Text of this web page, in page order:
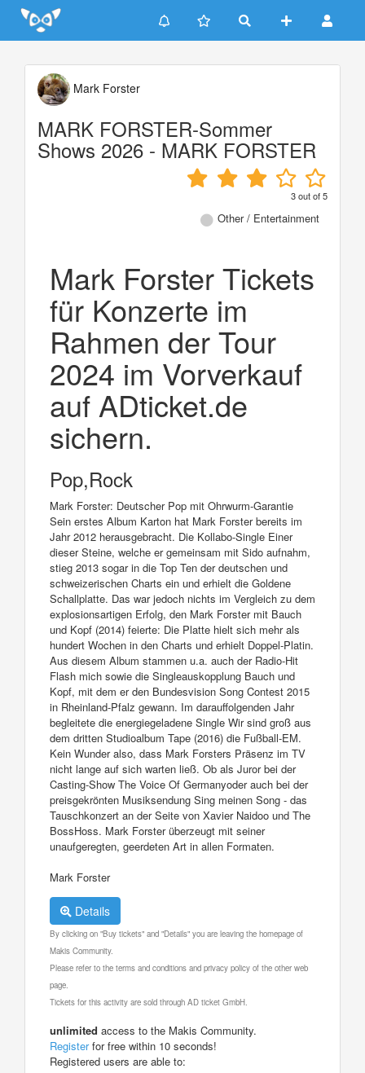
Update cookies preferences
Mark Forster
MARK FORSTER-Sommer
Shows 2026 - MARK FORSTER
3out of5
Other / Entertainment
Mark Forster Tickets
für Konzerte im
Rahmen der Tour
2024 im Vorverkauf
auf ADticket.de
sichern.
Pop,Rock
Mark Forster: Deutscher Pop mit Ohrwurm-Garantie
Sein erstes Album Karton hat Mark Forster bereits im
Jahr 2012 herausgebracht. Die Kollabo-Single Einer
dieser Steine, welche er gemeinsam mit Sido aufnahm,
stieg 2013 sogar in die Top Ten der deutschen und
schweizerischen Charts ein und erhielt die Goldene
Schallplatte. Das war jedoch nichts im Vergleich zu dem
explosionsartigen Erfolg, den Mark Forster mit Bauch
und Kopf (2014) feierte: Die Platte hielt sich mehr als
hundert Wochen in den Charts und erhielt Doppel-Platin.
Aus diesem Album stammen u.a. auch der Radio-Hit
Flash mich sowie die Singleauskopplung Bauch und
Kopf, mit dem er den Bundesvision Song Contest 2015
in Rheinland-Pfalz gewann. Im darauffolgenden Jahr
begleitete die energiegeladene Single Wir sind groß aus
dem dritten Studioalbum Tape (2016) die Fußball-EM.
Kein Wunder also, dass Mark Forsters Präsenz im TV
nicht lange auf sich warten ließ. Ob als Juror bei der
Casting-Show The Voice Of Germanyoder auch bei der
preisgekrönten Musiksendung Sing meinen Song - das
Tauschkonzert an der Seite von Xavier Naidoo und The
BossHoss. Mark Forster überzeugt mit seiner
unaufgeregten, geerdeten Art in allen Formaten.
Mark Forster
Details
By clicking on "Buy tickets" and "Details" you are leaving the homepage of
Makis Community.
Please refer to the terms and conditions and privacy policy of the other web
page.
Tickets for this activity are sold through AD ticket GmbH.
unlimited access to the Makis Community.
Registerfor free within 10 seconds!
Registered users are able to: